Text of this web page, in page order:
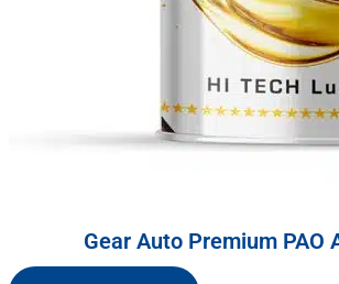
Gear Auto Premium PAO